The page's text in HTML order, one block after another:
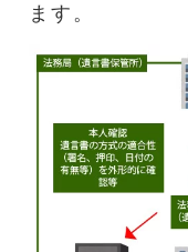
ます。